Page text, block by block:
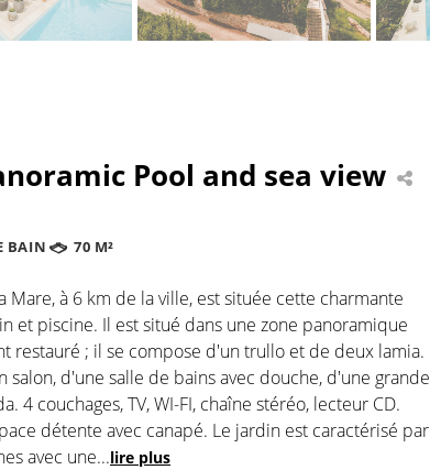
Pool and sea view
BAIN 70 M²
Mare, à 6 km de la ville, est située cette charmante
et piscine. Il est situé dans une zone panoramique
restauré ; il se compose d'un trullo et de deux lamia.
d'une salle de bains avec douche, d'une grande
4 couchages, TV, WI-FI, chaîne stéréo, lecteur CD.
détente avec canapé. Le jardin est caractérisé par
avec une...lire plus